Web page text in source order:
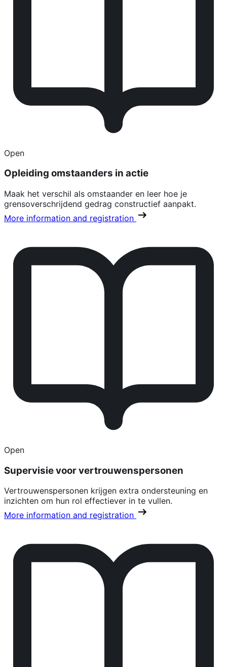
Open
Opleiding omstaanders in actie
Maak het verschil als omstaander en leer hoe je
grensoverschrijdend gedrag constructief aanpakt.
More information and registration
Open
Supervisie voor vertrouwenspersonen
Vertrouwenspersonen krijgen extra ondersteuning en
inzichten om hun rol effectiever in te vullen.
More information and registration